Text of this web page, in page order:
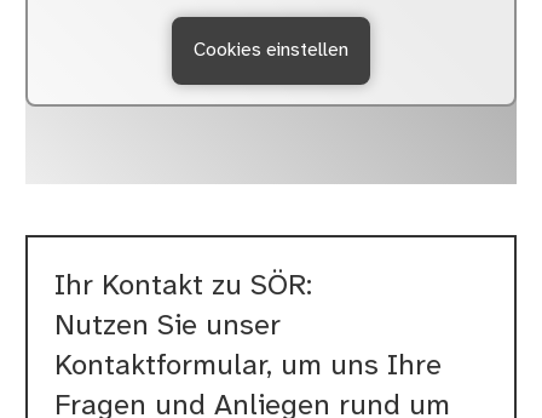
Cookies einstellen
Ihr Kontakt zu SÖR:
Nutzen Sie unser
Kontaktformular, um uns Ihre
Fragen und Anliegen rund um